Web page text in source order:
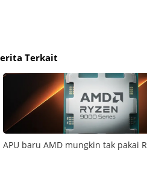
Terkait
APU baru AMD mungkin tak pakai